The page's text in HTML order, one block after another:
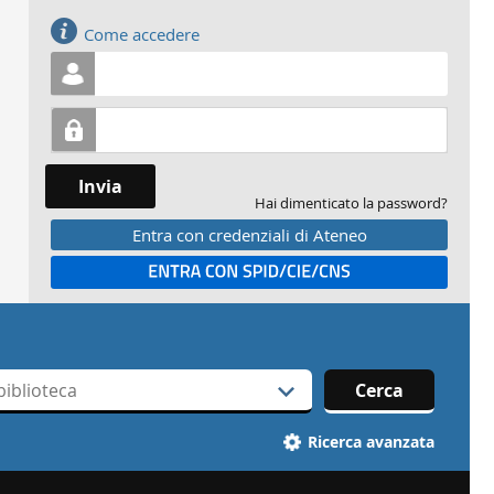
Come accedere
Invia
Hai dimenticato la password?
Entra con credenziali di Ateneo
Entra con SPID
Cerca
Ricerca avanzata